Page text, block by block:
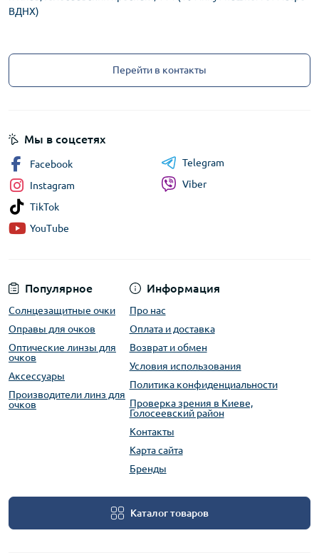
ВДНХ)
Перейти в контакты
Популярное
Солнцезащитные очки
Оправы для очков
Оптические линзы для
очков
Аксессуары
Производители линз для
очков
Информация
Про нас
Оплата и доставка
Возврат и обмен
Условия использования
Политика конфиденциальности
Проверка зрения в Киеве,
Голосеевский район
Контакты
Карта сайта
Бренды
Каталог товаров
Мы в соцсетях
Facebook
Instagram
TikTok
YouTube
Telegram
Viber